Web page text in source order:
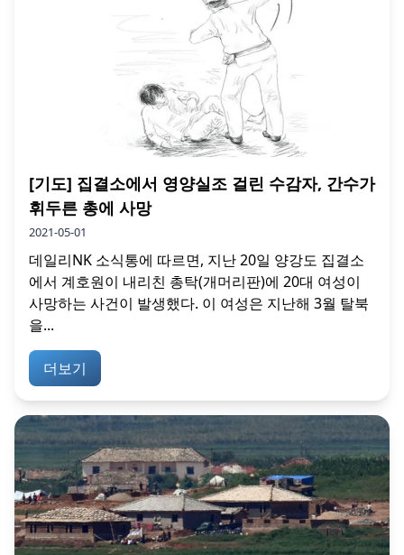
[기도] 집결소에서 영양실조 걸린 수감자, 간수가
휘두른 총에 사망
2021-05-01
데일리NK 소식통에 따르면, 지난 20일 양강도 집결소
에서 계호원이 내리친 총탁(개머리판)에 20대 여성이
사망하는 사건이 발생했다. 이 여성은 지난해 3월 탈북
을...
더보기